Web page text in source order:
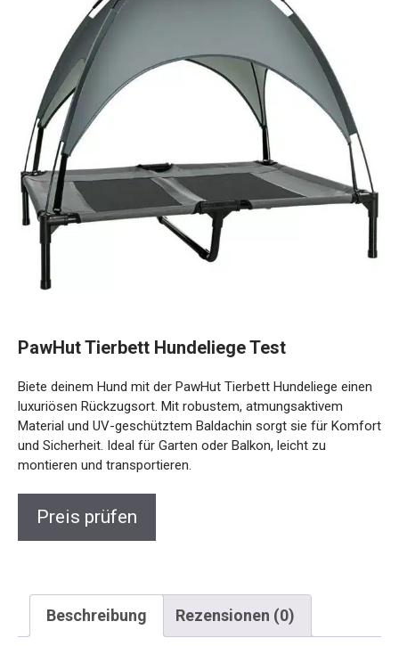
PawHut Tierbett Hundeliege Test
Biete deinem Hund mit der PawHut Tierbett Hundeliege einen
luxuriösen Rückzugsort. Mit robustem, atmungsaktivem
Material und UV-geschütztem Baldachin sorgt sie für Komfort
und Sicherheit. Ideal für Garten oder Balkon, leicht zu
montieren und transportieren.
Preis prüfen
Beschreibung Rezensionen (0)